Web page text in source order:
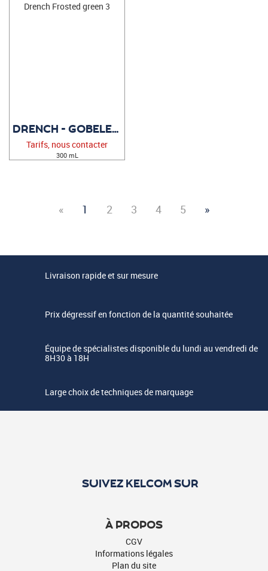
DRENCH - GOBELET PERSONNALISÉ
Tarifs, nous contacter
300 mL
« 1 2 3 4 5 »
Livraison rapide et sur mesure
Prix dégressif en fonction de la quantité souhaitée
Équipe de spécialistes disponible du lundi au vendredi de
8H30 à 18H
Large choix de techniques de marquage
SUIVEZ KELCOM SUR
À PROPOS
CGV
Informations légales
Plan du site